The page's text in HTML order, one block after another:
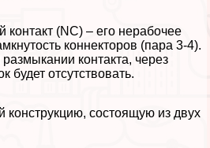
(NC) – его нерабочее
коннекторов (пара 3-4).
контакта, через
будет отсутствовать.
конструкцию, состоящую из двух